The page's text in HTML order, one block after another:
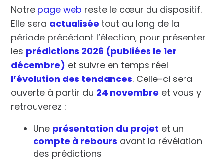
Notre page web reste le cœur du dispositif.
Elle sera actualisée tout au long de la
période précédant l’élection, pour présenter
les prédictions 2026 (publiées le 1er
décembre) et suivre en temps réel
l’évolution des tendances. Celle-ci sera
ouverte à partir du 24 novembre et vous y
retrouverez :
Une présentation du projet et un
compte à rebours avant la révélation
des prédictions